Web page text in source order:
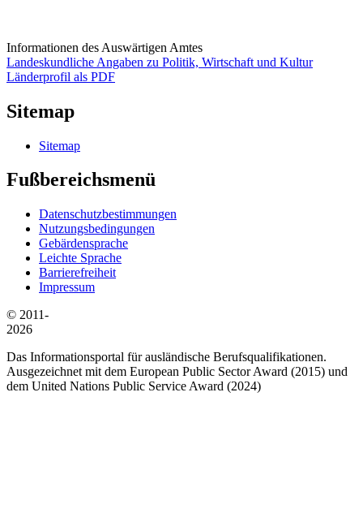
Informationen des Auswärtigen Amtes
Landeskundliche Angaben zu Politik, Wirtschaft und Kultur
Länderprofil als PDF
Sitemap
Sitemap
Fußbereichsmenü
Datenschutzbestimmungen
Nutzungsbedingungen
Gebärdensprache
Leichte Sprache
Barrierefreiheit
Impressum
© 2011-
2026
Das Informationsportal für ausländische Berufsqualifikationen.
Ausgezeichnet mit dem European Public Sector Award (2015) und
dem United Nations Public Service Award (2024)